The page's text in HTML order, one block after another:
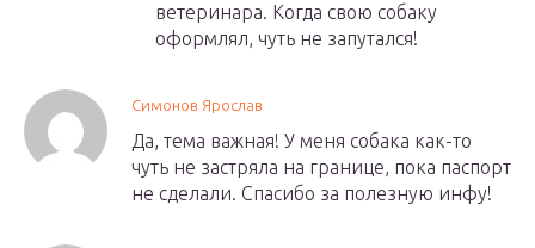
ветеринара. Когда свою собаку
оформлял, чуть не запутался!
Симонов Ярослав
Да, тема важная! У меня собака как-то
чуть не застряла на границе, пока паспорт
не сделали. Спасибо за полезную инфу!